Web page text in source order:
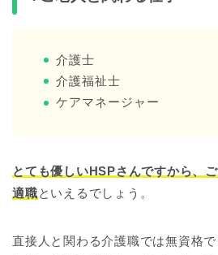
介護士
介護福祉士
ケアマネージャー
とても優しいHSPさんですから、
適職といえるでしょう。
直接人と関わる介護職では無資格